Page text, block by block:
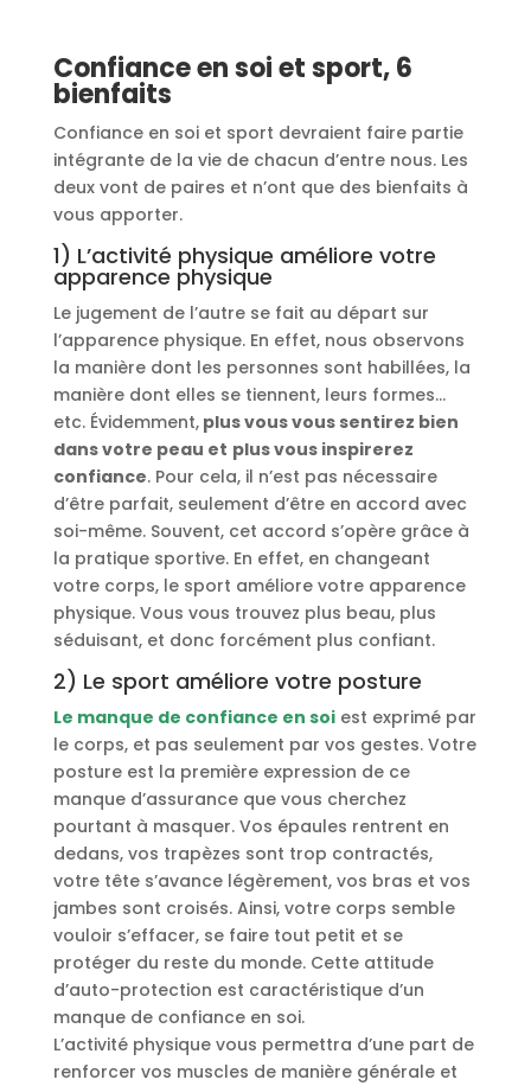
Confiance en soi et sport, 6
bienfaits
Confiance en soi et sport devraient faire partie
intégrante de la vie de chacun d’entre nous. Les
deux vont de paires et n’ont que des bienfaits à
vous apporter.
1) L’activité physique améliore votre
apparence physique
Le jugement de l’autre se fait au départ sur
l’apparence physique. En effet, nous observons
la manière dont les personnes sont habillées, la
manière dont elles se tiennent, leurs formes…
etc. Évidemment,plus vous vous sentirez bien
dans votre peau et plus vous inspirerez
confiance. Pour cela, il n’est pas nécessaire
d’être parfait, seulement d’être en accord avec
soi-même. Souvent, cet accord s’opère grâce à
la pratique sportive. En effet, en changeant
votre corps, le sport améliore votre apparence
physique. Vous vous trouvez plus beau, plus
séduisant, et donc forcément plus confiant.
2) Le sport améliore votre posture
Le manque de confiance en soiest exprimé par
le corps, et pas seulement par vos gestes. Votre
posture est la première expression de ce
manque d’assurance que vous cherchez
pourtant à masquer. Vos épaules rentrent en
dedans, vos trapèzes sont trop contractés,
votre tête s’avance légèrement, vos bras et vos
jambes sont croisés. Ainsi, votre corps semble
vouloir s’effacer, se faire tout petit et se
protéger du reste du monde. Cette attitude
d’auto-protection est caractéristique d’un
manque de confiance en soi.
L’activité physique vous permettra d’une part de
renforcer vos muscles de manière générale et